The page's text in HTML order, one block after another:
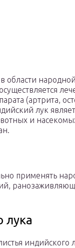
области
(артрита,
лук
и
применять
лука
индийского